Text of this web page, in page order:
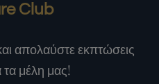
Club
απολαύστε εκπτώσεις
τα μέλη μας!